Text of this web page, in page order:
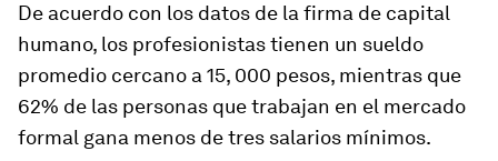
De acuerdo con los datos de la firma de capital
humano, los profesionistas tienen un sueldo
promedio cercano a 15, 000 pesos, mientras que
62% de las personas que trabajan en el mercado
formal gana menos de tres salarios mínimos.